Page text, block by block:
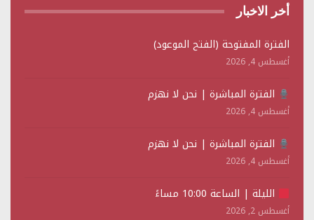
أخر الاخبار
الفترة المفتوحة (الفتح الموعود)
أغسطس 4, 2026
الفترة المباشرة | نحن لا نهزم
أغسطس 4, 2026
الفترة المباشرة | نحن لا نهزم
أغسطس 4, 2026
الليلة | الساعة 10:00 مساءً
أغسطس 2, 2026